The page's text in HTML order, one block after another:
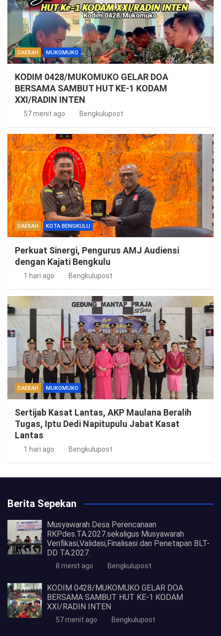
DAERAH MUKOMUKO
KODIM 0428/MUKOMUKO GELAR DOA
BERSAMA SAMBUT HUT KE-1 KODAM
XXI/RADIN INTEN
57 menit ago Bengkulupost
DAERAH KOTA BENGKULU
Perkuat Sinergi, Pengurus AMJ Audiensi
dengan Kajati Bengkulu
1 hari ago Bengkulupost
DAERAH MUKOMUKO
Sertijab Kasat Lantas, AKP Maulana Beralih
Tugas, Iptu Dedi Napitupulu Jabat Kasat
Lantas
1 hari ago Bengkulupost
Berita Sepekan
Musyawarah Desa Perencanaan
RKPdes.TA.2027.sekaligus Musyawarah
Verifikasi,Validasi,Finalisasi dan Penetapan BLT-
DD TA.2027.
8 menit ago Bengkulupost
KODIM 0428/MUKOMUKO GELAR DOA
BERSAMA SAMBUT HUT KE-1 KODAM
XXI/RADIN INTEN
57 menit ago Bengkulupost